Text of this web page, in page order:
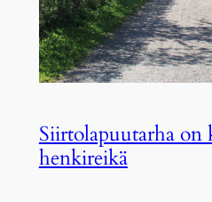
Siirtolapuutarha on
henkireikä